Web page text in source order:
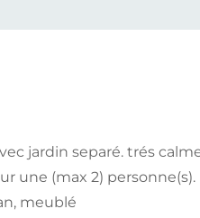
jardin separé. trés
une (max 2) personne(s).
meublé